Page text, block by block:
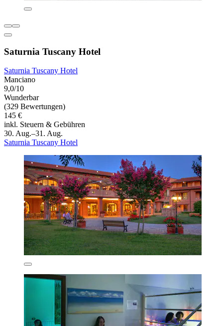
Saturnia Tuscany Hotel
Saturnia Tuscany Hotel
Manciano
9,0/10
Wunderbar
(329 Bewertungen)
145 €
inkl. Steuern & Gebühren
30. Aug.–31. Aug.
Saturnia Tuscany Hotel